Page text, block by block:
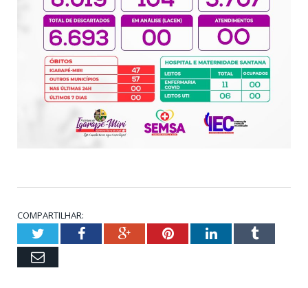
COMPARTILHAR:
TwitterFacebookGoogle+PinterestLinkedInTumblr
Email